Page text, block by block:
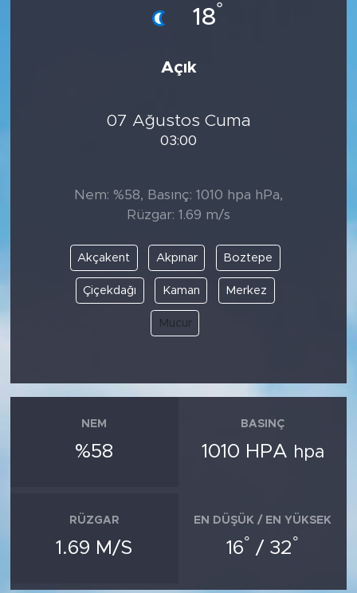
18°
Açık
07 Ağustos Cuma
03:00
Nem: %58, Basınç: 1010 hpa hPa,
Rüzgar: 1.69 m/s
Akçakent Akpınar Boztepe
Çiçekdağı Kaman Merkez
Mucur
NEM
%58
BASINÇ
1010 HPA hpa
RÜZGAR
1.69 M/S
EN DÜŞÜK / EN YÜKSEK
16° / 32°